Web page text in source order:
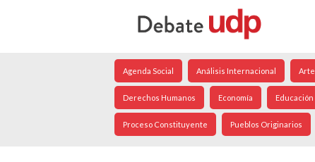
Agenda Social Análisis Internacional Arte
Derechos Humanos Economía Educación
Proceso Constituyente Pueblos Originarios